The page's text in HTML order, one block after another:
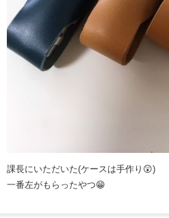
課長にいただいた(ケースは手作り😲)
一番左がもらったやつ😁